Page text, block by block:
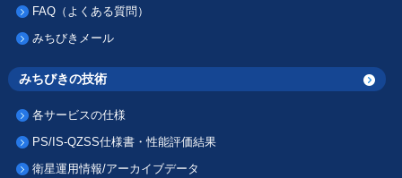
FAQ（よくある質問）
みちびきメール
みちびきの技術
各サービスの仕様
PS/IS-QZSS仕様書・性能評価結果
衛星運用情報/アーカイブデータ